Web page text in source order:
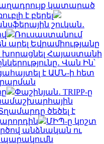
կատարած
է բերել
շուկան․
Ռուսաստանում
արել Եվրամիությանը
Հայաստանի
Վան Ին՝
է ԱՄՆ-ի հետ
Փաշինյան․ TRIPP-ը
ծեծել է
ՄԻՊ-ը կոշտ
անձնական ու